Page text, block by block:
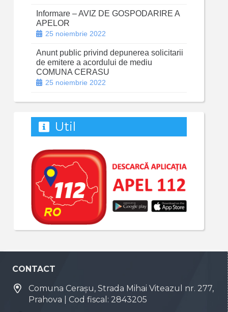
Informare – AVIZ DE GOSPODARIRE A
APELOR
25 noiembrie 2022
Anunt public privind depunerea solicitarii
de emitere a acordului de mediu
COMUNA CERASU
25 noiembrie 2022
Util
CONTACT
Comuna Cerașu, Strada Mihai Viteazul nr. 277,
Prahova | Cod fiscal: 2843205